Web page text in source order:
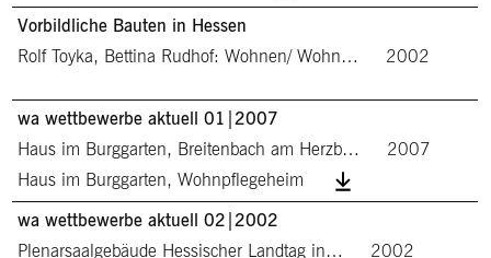
Vorbildliche Bauten in Hessen
Rolf Toyka, Bettina Rudhof: Wohnen/ Wohn…
2002
wa wettbewerbe aktuell 01|2007
Haus im Burggarten, Breitenbach am Herzb…
2007
Haus im Burggarten, Wohnpflegeheim
wa wettbewerbe aktuell 02|2002
Plenarsaalgebäude Hessischer Landtag in…
2002